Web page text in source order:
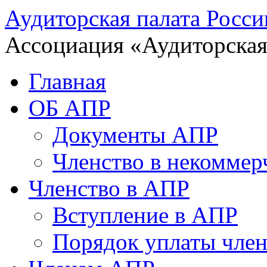
Аудиторская палата
Ассоциация
Главная
ОБ АПР
Документы АПР
Членство в
Членство в АПР
Вступление в АПР
Порядок уплаты